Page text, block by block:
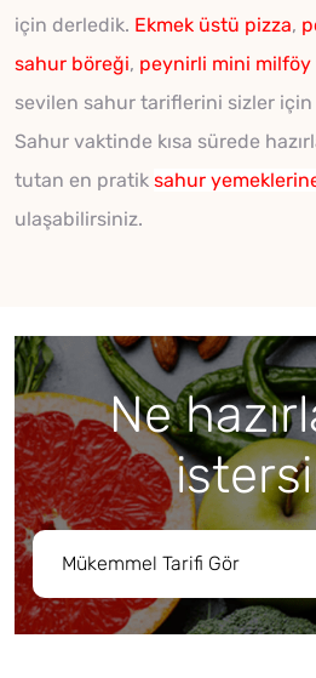
için derledik. Ekmek üstü pizza,
sahur böreği, peynirli mini milföy
sevilen sahur tariflerini sizler
Sahur vaktinde kısa sürede
tutan en pratik sahur
ulaşabilirsiniz.
Ne